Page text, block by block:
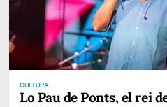
CULTURA
Lo Pau de Ponts, el rei